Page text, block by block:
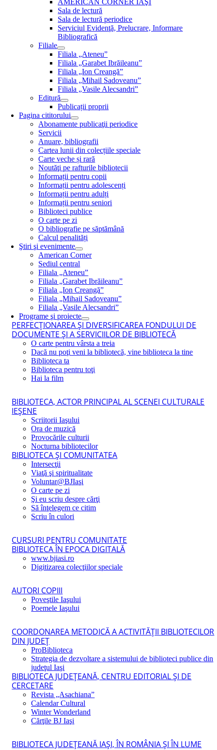
AMERICAN CORNER IAŞI
Sala de lectură
Sala de lectură periodice
Serviciul Evidenţă, Prelucrare, Informare
Bibliografică
Filiale
Filiala „Ateneu”
Filiala „Garabet Ibrăileanu”
Filiala „Ion Creangă”
Filiala „Mihail Sadoveanu”
Filiala „Vasile Alecsandri”
Editură
Publicații proprii
Pagina cititorului
Abonamente publicaţii periodice
Servicii
Anuare, bibliografii
Cartea lunii din colecțiile speciale
Carte veche și rară
Noutăţi pe rafturile bibliotecii
Informații pentru copii
Informații pentru adolescenți
Informații pentru adulți
Informații pentru seniori
Biblioteci publice
O carte pe zi
O bibliografie pe săptămână
Calcul penalități
Ştiri şi evenimente
American Corner
Sediul central
Filiala „Ateneu”
Filiala „Garabet Ibrăileanu”
Filiala „Ion Creangă”
Filiala „Mihail Sadoveanu”
Filiala „Vasile Alecsandri”
Programe şi proiecte
PERFECŢIONAREA ŞI DIVERSIFICAREA FONDULUI DE
DOCUMENTE ŞI A SERVICIILOR DE BIBLIOTECĂ
O carte pentru vârsta a treia
Dacă nu poţi veni la bibliotecă, vine biblioteca la tine
Biblioteca ta
Biblioteca pentru toţi
Hai la film
BIBLIOTECA, ACTOR PRINCIPAL AL SCENEI CULTURALE
IEŞENE
Scriitorii Iaşului
Ora de muzică
Provocările culturii
Nocturna bibliotecilor
BIBLIOTECA ŞI COMUNITATEA
Intersecţii
Viaţă şi spiritualitate
Voluntar@BJIaşi
O carte pe zi
Şi eu scriu despre cărţi
Să înţelegem ce citim
Scriu în culori
CURSURI PENTRU COMUNITATE
BIBLIOTECA ÎN EPOCA DIGITALĂ
www.bjiasi.ro
Digitizarea colecţiilor speciale
AUTORI COPIII
Poveştile Iaşului
Poemele Iaşului
COORDONAREA METODICĂ A ACTIVITĂŢII BIBLIOTECILOR
DIN JUDEŢ
ProBiblioteca
Strategia de dezvoltare a sistemului de biblioteci publice din
judeţul Iaşi
BIBLIOTECA JUDEŢEANĂ, CENTRU EDITORIAL ŞI DE
CERCETARE
Revista „Asachiana”
Calendar Cultural
Winter Wonderland
Cărţile BJ Iaşi
BIBLIOTECA JUDEŢEANĂ IAŞI, ÎN ROMÂNIA ŞI ÎN LUME